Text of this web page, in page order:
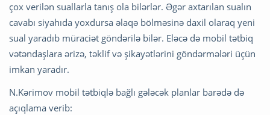
çox verilən suallarla tanış ola bilərlər. Əgər axtarılan sualın
cavabı siyahıda yoxdursa əlaqə bölməsinə daxil olaraq yeni
sual yaradıb müraciət göndərilə bilər. Eləcə də mobil tətbiq
vətəndaşlara ərizə, təklif və şikayətlərini göndərmələri üçün
imkan yaradır.
N.Kərimov mobil tətbiqlə bağlı gələcək planlar barədə də
açıqlama verib: